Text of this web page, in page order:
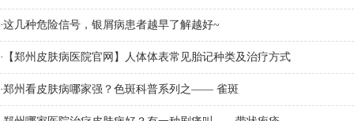
·这几种危险信号，银屑病患者越早了解越好~
· 【郑州皮肤病医院官网】人体体表常见胎记种类及治疗方式
·郑州看皮肤病哪家强？色斑科普系列之—— 雀斑